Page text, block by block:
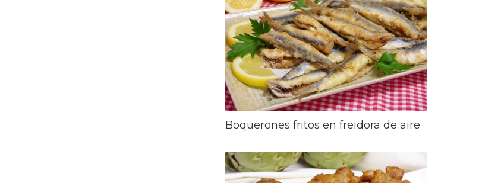
Boquerones fritos en freidora de aire